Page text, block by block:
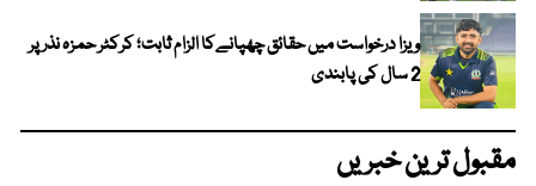
ویزا درخواست میں حقائق چھپانےکا الزام ثابت؛ کرکٹر حمزہ نذر پر
2 سال کی پابندی
مقبول ترین خبریں